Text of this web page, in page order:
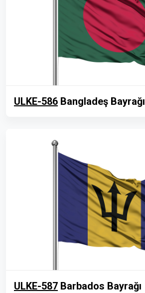
ULKE-586 Bangladeş Bayrağı
ULKE-587 Barbados Bayrağı